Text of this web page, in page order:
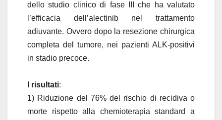
dello studio clinico di fase III che ha valutato
l’efficacia dell’alectinib nel trattamento
adiuvante. Ovvero dopo la resezione chirurgica
completa del tumore, nei pazienti ALK-positivi
in stadio precoce.
I risultati:
1) Riduzione del 76% del rischio di recidiva o
morte rispetto alla chemioterapia standard a